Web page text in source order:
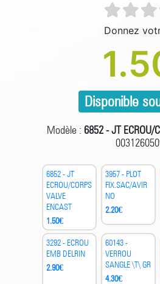
Donnez
Disponible
Modèle : 6852 - JT ECROU/
6852 - JT
ECROU/CORPS
VALVE
ENCAST
1.50€
3957 - PLOT
FIX.SAC/AVIR
NO
2.20€
3292 - ECROU
EMB DELRIN
2.90€
60143 -
VERROU
SANGLE \T\ GR
4.30€